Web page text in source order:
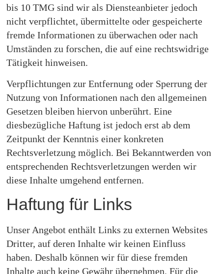
bis 10 TMG sind wir als Diensteanbieter jedoch
nicht verpflichtet, übermittelte oder gespeicherte
fremde Informationen zu überwachen oder nach
Umständen zu forschen, die auf eine rechtswidrige
Tätigkeit hinweisen.
Verpflichtungen zur Entfernung oder Sperrung der
Nutzung von Informationen nach den allgemeinen
Gesetzen bleiben hiervon unberührt. Eine
diesbezügliche Haftung ist jedoch erst ab dem
Zeitpunkt der Kenntnis einer konkreten
Rechtsverletzung möglich. Bei Bekanntwerden von
entsprechenden Rechtsverletzungen werden wir
diese Inhalte umgehend entfernen.
Haftung für Links
Unser Angebot enthält Links zu externen Websites
Dritter, auf deren Inhalte wir keinen Einfluss
haben. Deshalb können wir für diese fremden
Inhalte auch keine Gewähr übernehmen. Für die